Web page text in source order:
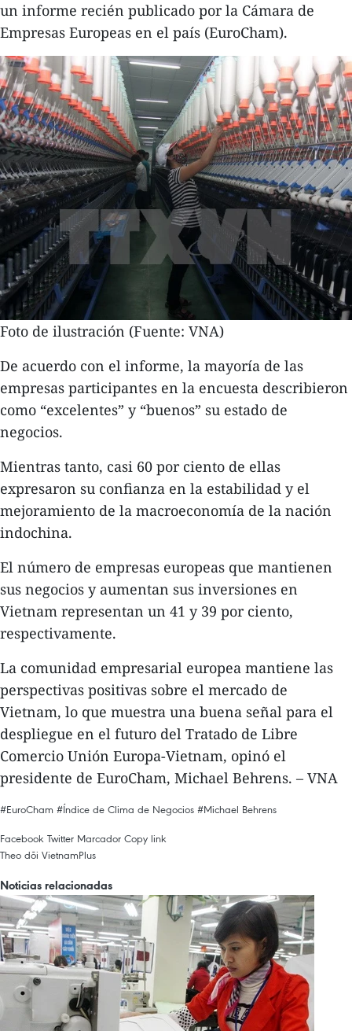
un informe recién publicado por la Cámara de
Empresas Europeas en el país (EuroCham).
Foto de ilustración (Fuente: VNA)
De acuerdo con el informe, la mayoría de las
empresas participantes en la encuesta describieron
como “excelentes” y “buenos” su estado de
negocios.
Mientras tanto, casi 60 por ciento de ellas
expresaron su confianza en la estabilidad y el
mejoramiento de la macroeconomía de la nación
indochina.
El número de empresas europeas que mantienen
sus negocios y aumentan sus inversiones en
Vietnam representan un 41 y 39 por ciento,
respectivamente.
La comunidad empresarial europea mantiene las
perspectivas positivas sobre el mercado de
Vietnam, lo que muestra una buena señal para el
despliegue en el futuro del Tratado de Libre
Comercio Unión Europa-Vietnam, opinó el
presidente de EuroCham, Michael Behrens. – VNA
#EuroCham #Índice de Clima de Negocios #Michael Behrens
Facebook Twitter Marcador Copy link
Theo dõi VietnamPlus
Noticias relacionadas